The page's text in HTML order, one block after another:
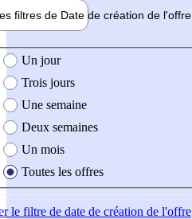
filtres de Date de création de l'offre
création de l'offre
Un jour
Trois jours
Une semaine
Deux semaines
Un mois
Toutes les offres
le filtre de date de création de l'offre